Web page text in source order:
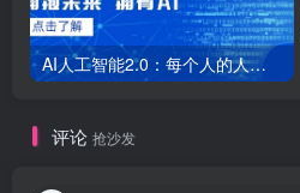
AI人工智能2.0：每个人的人工智能课：从现在开始学习AI（38节课）
评论 抢沙发